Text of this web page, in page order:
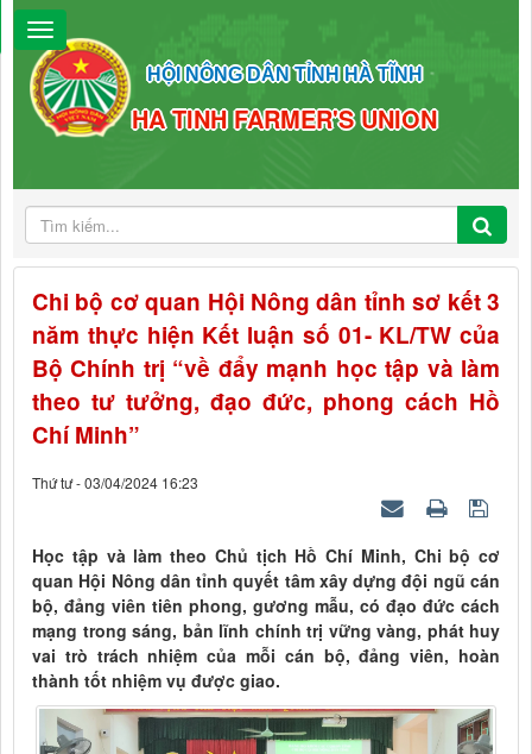
HỘI NÔNG DÂN TỈNH HÀ TĨNH
HA TINH FARMER'S UNION
Chi bộ cơ quan Hội Nông dân tỉnh sơ kết 3
năm thực hiện Kết luận số 01- KL/TW của
Bộ Chính trị “về đẩy mạnh học tập và làm
theo tư tưởng, đạo đức, phong cách Hồ
Chí Minh”
Thứ tư - 03/04/2024 16:23
Học tập và làm theo Chủ tịch Hồ Chí Minh, Chi bộ cơ
quan Hội Nông dân tỉnh quyết tâm xây dựng đội ngũ cán
bộ, đảng viên tiên phong, gương mẫu, có đạo đức cách
mạng trong sáng, bản lĩnh chính trị vững vàng, phát huy
vai trò trách nhiệm của mỗi cán bộ, đảng viên, hoàn
thành tốt nhiệm vụ được giao.